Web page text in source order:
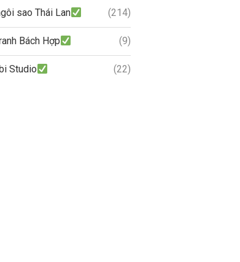
sao Thái Lan (214)
Bách Hợp (9)
Studio (22)